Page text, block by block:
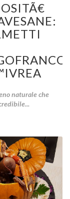
naturale che